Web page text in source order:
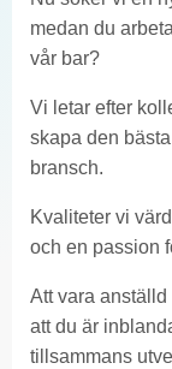
medan du
vår bar?
Vi letar efter
skapa den
bransch.
Kvaliteter vi
och en passion
Att vara
att du är
tillsammans